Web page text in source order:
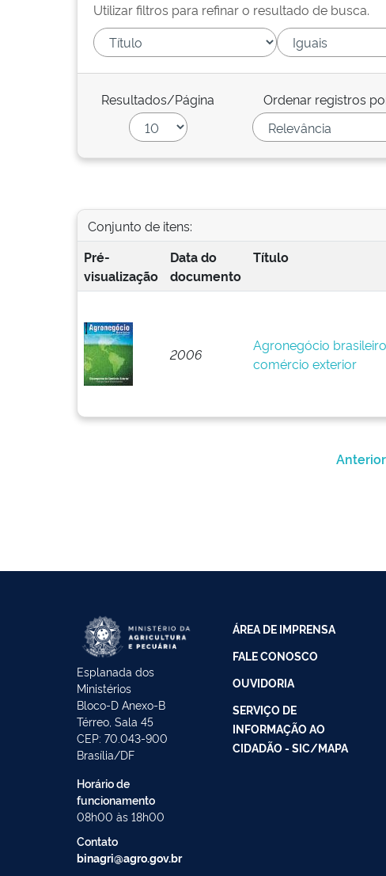
Utilizar filtros para refinar o resultado de busca.
Resultados/Página Ordenar registros
Conjunto de itens:
Pré-
visualização
Data do
documento
Título
2006
Agronegócio
comércio exterior
Anterior
Esplanada dos
Ministérios
Bloco-D Anexo-B
Térreo, Sala 45
CEP: 70.043-900
Brasília/DF
Horário de
funcionamento
08h00 às 18h00
Contato
binagri@agro.gov.br
ÁREA DE IMPRENSA
FALE CONOSCO
OUVIDORIA
SERVIÇO DE
INFORMAÇÃO AO
CIDADÃO - SIC/MAPA